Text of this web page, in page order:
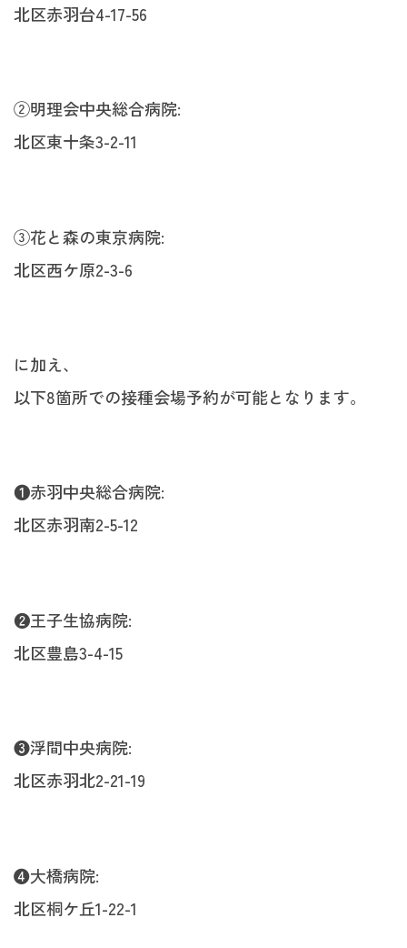
北区赤羽台4-17-56
②明理会中央総合病院:
北区東十条3-2-11
③花と森の東京病院:
北区西ケ原2-3-6
に加え、
以下8箇所での接種会場予約が可能となります。
❶赤羽中央総合病院:
北区赤羽南2-5-12
❷王子生協病院:
北区豊島3-4-15
❸浮間中央病院:
北区赤羽北2-21-19
❹大橋病院:
北区桐ケ丘1-22-1